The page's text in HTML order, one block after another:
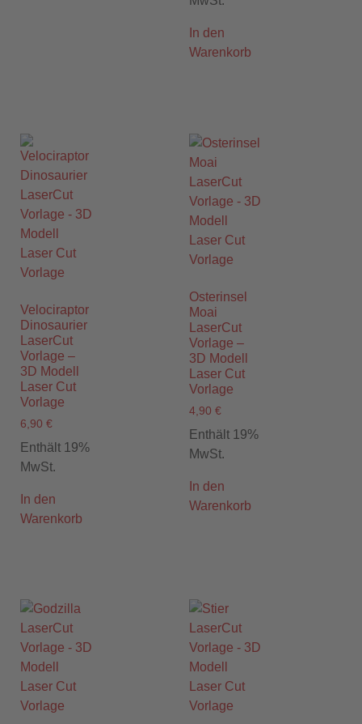
In den
Warenkorb
Velociraptor
Dinosaurier
LaserCut
Vorlage –
3D Modell
Laser Cut
Vorlage
6,90 €
Enthält 19%
MwSt.
In den
Warenkorb
Osterinsel
Moai
LaserCut
Vorlage –
3D Modell
Laser Cut
Vorlage
4,90 €
Enthält 19%
MwSt.
In den
Warenkorb